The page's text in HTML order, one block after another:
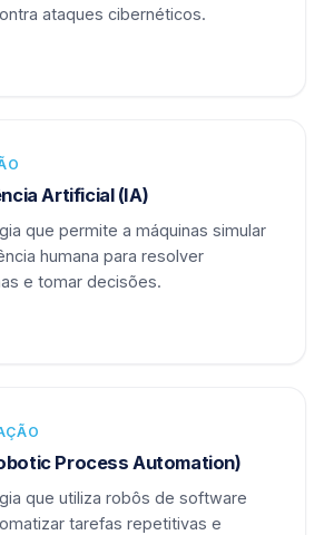
ataques cibernéticos.
Artificial (IA)
que permite a máquinas simular
humana para resolver
e tomar decisões.
Process Automation)
que utiliza robôs de software
tarefas repetitivas e